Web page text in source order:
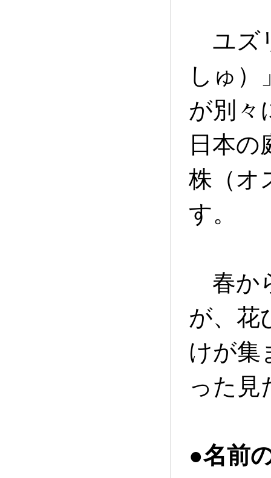
ユズ
しゅ）
が別々
日本
株（オ
す。
春か
が、花
けが集
った見
●名前